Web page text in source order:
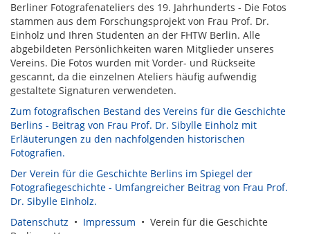
Berliner Fotografenateliers des 19. Jahrhunderts - Die Fotos
stammen aus dem Forschungsprojekt von Frau Prof. Dr.
Einholz und Ihren Studenten an der FHTW Berlin. Alle
abgebildeten Persönlichkeiten waren Mitglieder unseres
Vereins. Die Fotos wurden mit Vorder- und Rückseite
gescannt, da die einzelnen Ateliers häufig aufwendig
gestaltete Signaturen verwendeten.
Zum fotografischen Bestand des Vereins für die Geschichte
Berlins - Beitrag von Frau Prof. Dr. Sibylle Einholz mit
Erläuterungen zu den nachfolgenden historischen
Fotografien.
Der Verein für die Geschichte Berlins im Spiegel der
Fotografiegeschichte - Umfangreicher Beitrag von Frau Prof.
Dr. Sibylle Einholz.
Datenschutz • Impressum • Verein für die Geschichte